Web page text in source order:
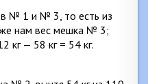
№ 1 и № 3, то есть из
нам вес мешка № 3;
кг — 58 кг = 54 кг.